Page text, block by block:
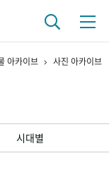
아카이브 사진 아카이브
시대별